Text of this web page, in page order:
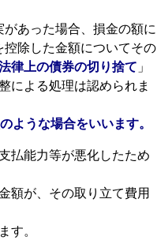
あった場合、損金の額に
除した金額についてその
律上の債券の切り捨て 」
による処理は認められま
ような場合をいいます。
払能力等が悪化したため
額が、その取り立て費用
す。